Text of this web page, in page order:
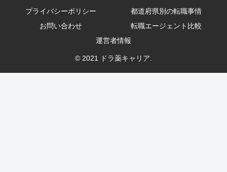
プライバシーポリシー
都道府県別の転職事情
お問い合わせ
転職エージェント比較
運営者情報
© 2021 ドラ薬キャリア.